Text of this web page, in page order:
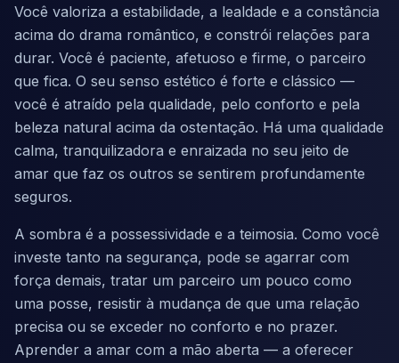
Você valoriza a estabilidade, a lealdade e a constância
acima do drama romântico, e constrói relações para
durar. Você é paciente, afetuoso e firme, o parceiro
que fica. O seu senso estético é forte e clássico —
você é atraído pela qualidade, pelo conforto e pela
beleza natural acima da ostentação. Há uma qualidade
calma, tranquilizadora e enraizada no seu jeito de
amar que faz os outros se sentirem profundamente
seguros.
A sombra é a possessividade e a teimosia. Como você
investe tanto na segurança, pode se agarrar com
força demais, tratar um parceiro um pouco como
uma posse, resistir à mudança de que uma relação
precisa ou se exceder no conforto e no prazer.
Aprender a amar com a mão aberta — a oferecer